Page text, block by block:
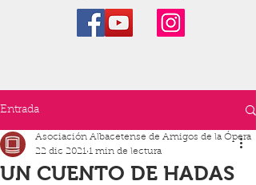
Entrada
UN CUENTO DE HADAS
Asociación Albacetense de Amigos de la Ópera
22 dic 2021 1 min de lectura